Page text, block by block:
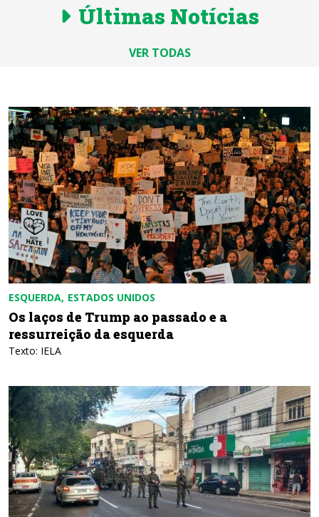
Últimas Notícias
VER TODAS
ESQUERDA ESTADOS UNIDOS
Os laços de Trump ao passado e a
ressurreição da esquerda
Texto: IELA